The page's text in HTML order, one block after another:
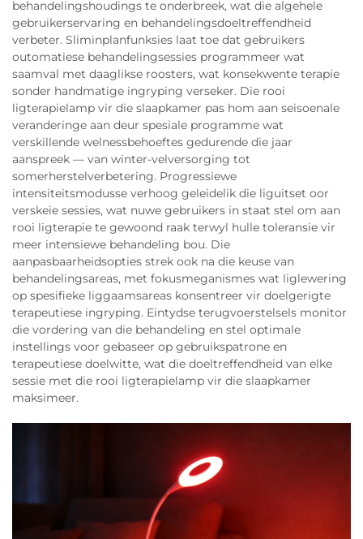
behandelingshoudings te onderbreek, wat die algehele
gebruikerservaring en behandelingsdoeltreffendheid
verbeter. Sliminplanfunksies laat toe dat gebruikers
outomatiese behandelingsessies programmeer wat
saamval met daaglikse roosters, wat konsekwente terapie
sonder handmatige ingryping verseker. Die rooi
ligterapielamp vir die slaapkamer pas hom aan seisoenale
veranderinge aan deur spesiale programme wat
verskillende welnessbehoeftes gedurende die jaar
aanspreek — van winter-velversorging tot
somerherstelverbetering. Progressiewe
intensiteitsmodusse verhoog geleidelik die liguitset oor
verskeie sessies, wat nuwe gebruikers in staat stel om aan
rooi ligterapie te gewoond raak terwyl hulle toleransie vir
meer intensiewe behandeling bou. Die
aanpasbaarheidsopties strek ook na die keuse van
behandelingsareas, met fokusmeganismes wat liglewering
op spesifieke liggaamsareas konsentreer vir doelgerigte
terapeutiese ingryping. Eintydse terugvoerstelsels monitor
die vordering van die behandeling en stel optimale
instellings voor gebaseer op gebruikspatrone en
terapeutiese doelwitte, wat die doeltreffendheid van elke
sessie met die rooi ligterapielamp vir die slaapkamer
maksimeer.